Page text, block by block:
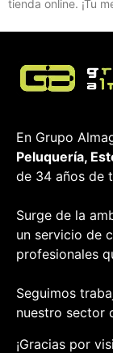
tienda online. ¡Tu
En Grupo
Peluquería,
de 34 años de
Surge de la
un servicio de
profesionales
Seguimos
nuestro sector
¡Gracias por